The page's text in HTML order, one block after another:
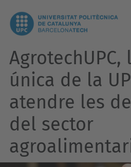
única de la
atendre les
del sector